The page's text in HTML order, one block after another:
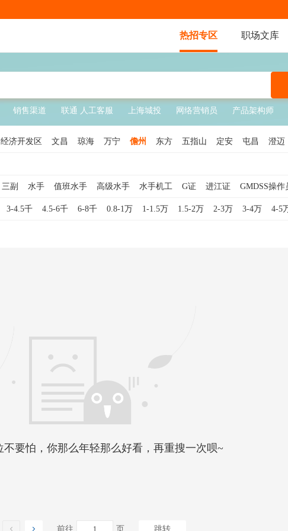
热招专区 职场文库
销售渠道 联通 人工客服 上海城投 网络营销员 产品架构师
济开发区 文昌 琼海 万宁 儋州 东方 五指山 定安 屯昌 澄迈
三副 水手 值班水手 高级水手 水手机工 G证 进江证 GMDSS操作
船舶驾驶员 邮轮 地效翼船员 船舶 游艇 海务管理 船舶机务 岸
3-4.5千 4.5-6千 6-8千 0.8-1万 1-1.5万 1.5-2万 2-3万 3-4万 4-5
不要怕，你那么年轻那么好看，再重搜一次呗~
前往 页 跳转